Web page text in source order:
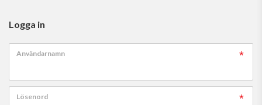
Logga in
Användarnamn
Lösenord